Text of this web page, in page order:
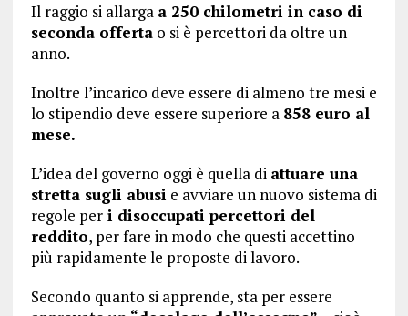
Il raggio si allarga a 250 chilometri in caso di
seconda offertao si è percettori da oltre un
anno.
Inoltre l’incarico deve essere di almeno tre mesi e
lo stipendio deve essere superiore a 858 euro al
mese.
L’idea del governo oggi è quella di attuare una
stretta sugli abusi e avviare un nuovo sistema di
regole peri disoccupati percettori del
reddito, per fare in modo che questi accettino
più rapidamente le proposte di lavoro.
Secondo quanto si apprende, sta per essere